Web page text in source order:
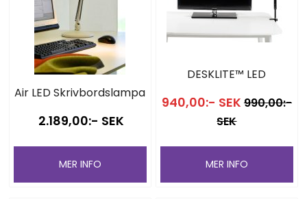
Air LED Skrivbordslampa
2.189,00:- SEK
MER INFO
DESKLITE™ LED
940,00:- SEK 990,00:-
SEK
MER INFO